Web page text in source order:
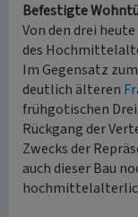
Befestigte
Von den drei
des
Im Gegensatz
deutlich älteren
frühgotischen
Rückgang der
Zwecks der
auch dieser Bau